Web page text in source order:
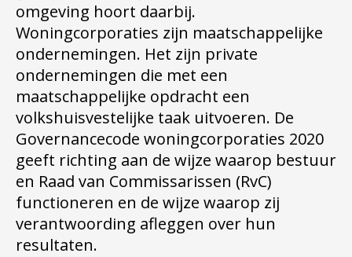
omgeving hoort daarbij.
Woningcorporaties zijn maatschappelijke
ondernemingen. Het zijn private
ondernemingen die met een
maatschappelijke opdracht een
volkshuisvestelijke taak uitvoeren. De
Governancecode woningcorporaties 2020
geeft richting aan de wijze waarop bestuur
en Raad van Commissarissen (RvC)
functioneren en de wijze waarop zij
verantwoording afleggen over hun
resultaten.